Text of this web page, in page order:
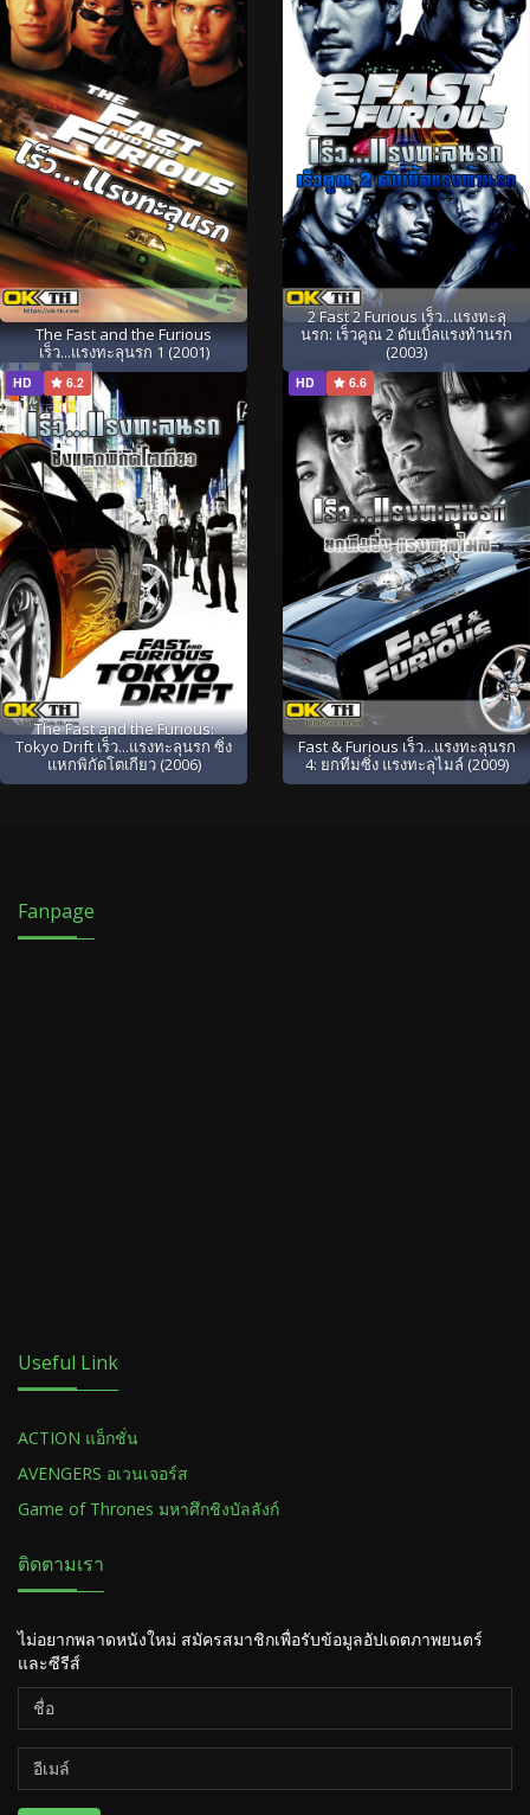
The Fast and the Furious
เร็ว...แรงทะลุนรก 1 (2001)
2 Fast 2 Furious เร็ว...แรงทะลุ
นรก: เร็วคูณ 2 ดับเบิ้ลแรงท้านรก
(2003)
HD 6.2
The Fast and the Furious:
Tokyo Drift เร็ว...แรงทะลุนรก ซิ่ง
แหกพิกัดโตเกียว (2006)
HD 6.6
Fast & Furious เร็ว...แรงทะลุนรก
4: ยกทีมซิ่ง แรงทะลุไมล์ (2009)
Fanpage
Useful Link
ACTION แอ็กชั่น
AVENGERS อเวนเจอร์ส
Game of Thrones มหาศึกชิงบัลลังก์
ติดตามเรา
ไม่อยากพลาดหนังใหม่ สมัครสมาชิกเพื่อรับข้อมูลอัปเดตภาพยนตร์
และซีรีส์